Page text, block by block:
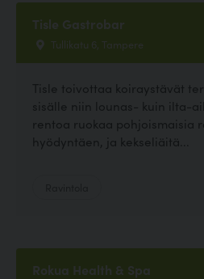
Tisle Gastrobar
Tullikatu 6, Tampere
Tisle toivottaa koiraystävät
sisälle niin lounas- kuin ilta-
rentoa ruokaa pohjoismaisia
hyödyntäen, ja kekseliäitä...
Rokua Health & Spa